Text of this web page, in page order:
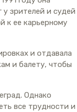
у зрителей и судей
к ее карьерному
и отдавала
и балету, чтобы
Однако
все трудности и